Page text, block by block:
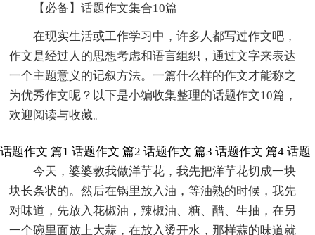
【必备】话题作文集合10篇
在现实生活或工作学习中，许多人都写过作文吧，
作文是经过人的思想考虑和语言组织，通过文字来表达
一个主题意义的记叙方法。一篇什么样的作文才能称之
为优秀作文呢？以下是小编收集整理的话题作文10篇，
欢迎阅读与收藏。
话题作文 篇1
今天，婆婆教我做洋芋花，我先把洋芋花切成一块
块长条状的。然后在锅里放入油，等油熟的时候，我先
对味道，先放入花椒油，辣椒油、糖、醋、生抽，在另
一个碗里面放上大蒜，在放入烫开水，那样蒜的味道就
话题作文 篇2 话题作文 篇3 话题作文 篇4 话题